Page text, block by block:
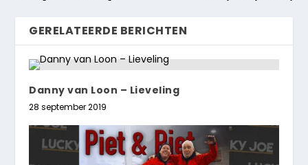
GERELATEERDE BERICHTEN
Danny van Loon – Lieveling
28 september 2019